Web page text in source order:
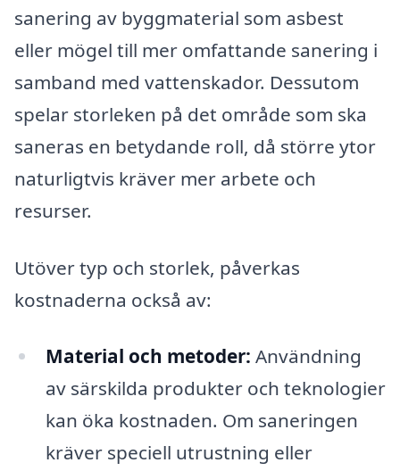
sanering av byggmaterial som asbest
eller mögel till mer omfattande sanering i
samband med vattenskador. Dessutom
spelar storleken på det område som ska
saneras en betydande roll, då större ytor
naturligtvis kräver mer arbete och
resurser.
Utöver typ och storlek, påverkas
kostnaderna också av:
Material och metoder: Användning
av särskilda produkter och teknologier
kan öka kostnaden. Om saneringen
kräver speciell utrustning eller